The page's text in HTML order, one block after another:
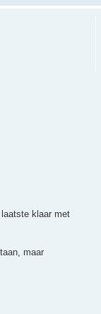
klaar met
maar